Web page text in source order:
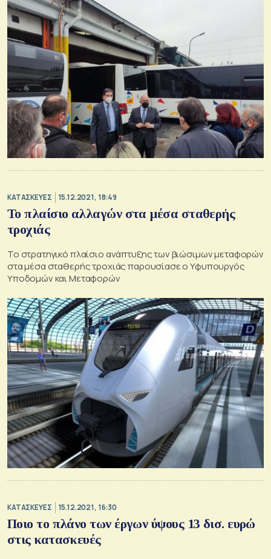
ΚΑΤΑΣΚΕΥΕΣ 15.12.2021, 18:49
Το πλαίσιο αλλαγών στα μέσα σταθερής
τροχιάς
Το στρατηγικό πλαίσιο ανάπτυξης των βιώσιμων μεταφορών
στα μέσα σταθερής τροχιάς παρουσίασε ο Υφυπουργός
Υποδομών και Μεταφορών
ΚΑΤΑΣΚΕΥΕΣ 15.12.2021, 16:30
Ποιο το πλάνο των έργων ύψους 13 δισ. ευρώ
στις κατασκευές